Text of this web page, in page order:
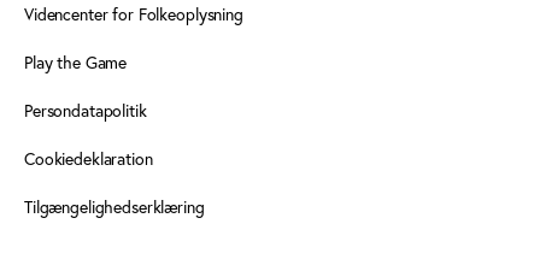
Videncenter for Folkeoplysning
Play the Game
Persondatapolitik
Cookiedeklaration
Tilgængelighedserklæring